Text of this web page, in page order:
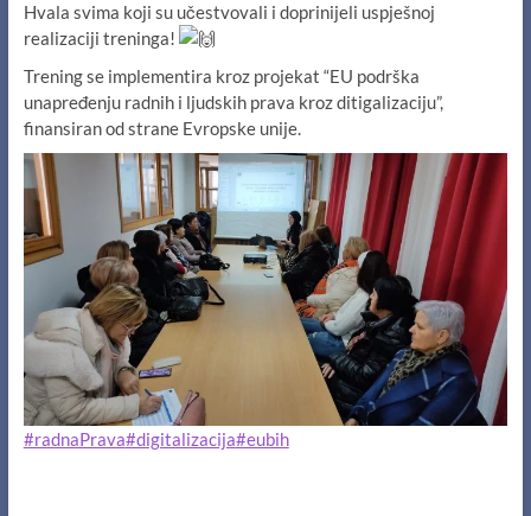
Hvala svima koji su učestvovali i doprinijeli uspješnoj
realizaciji treninga!
Trening se implementira kroz projekat “EU podrška
unapređenju radnih i ljudskih prava kroz ditigalizaciju”,
finansiran od strane Evropske unije.
#radnaPrava#digitalizacija#eubih